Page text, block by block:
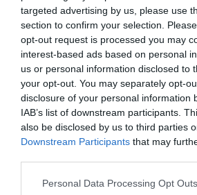
targeted advertising by us, please use
section to confirm your selection.
opt-out request is processed you may
interest-based ads based on personal
us or personal information disclosed to
your opt-out. You may separately opt-
disclosure of your personal information
IAB’s list of downstream participants.
also be disclosed by us to third parties
Downstream Participants that may
Personal Data Processing Opt Outs
Αυτή τη φορά, συνδύασε το
με ασημένια πέδιλα με
λουράκι στον αστράγαλο από
συν ένα μεταλλικό δερμάτινο
και μεγάλα ασημένια
Διατηρώντας πάντα τα
ενδιαφέροντα με τα beauty
μπορντό smoky eye και ένα